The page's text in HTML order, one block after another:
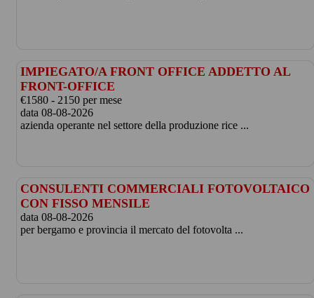
IMPIEGATO/A FRONT OFFICE ADDETTO AL
FRONT-OFFICE
€1580 - 2150 per mese
data 08-08-2026
azienda operante nel settore della produzione rice ...
CONSULENTI COMMERCIALI FOTOVOLTAICO
CON FISSO MENSILE
data 08-08-2026
per bergamo e provincia il mercato del fotovolta ...